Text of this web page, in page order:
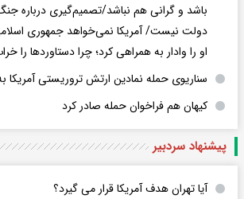
باشد و گرانی هم نباشد/تصمیم‌گیری درباره
دولت نیست/ آمریکا نمی‌خواهد جمهوری
او را وادار به همراهی کرد؛ چرا دستاوردها را
سناریوی حمله نمادین ارتش تروریستی آمریکا
کیهان هم فراخوان حمله صادر کرد
پیشنهاد سردبیر
آیا تهران هدف آمریکا قرار می گیرد؟